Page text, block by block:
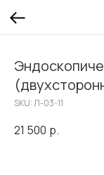
SKU:Л-03-11
21 500 р.